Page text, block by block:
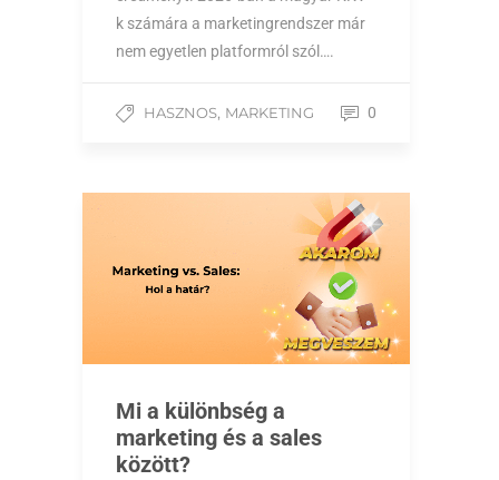
k számára a marketingrendszer már
nem egyetlen platformról szól….
HASZNOS, MARKETING 0
Mi a különbség a
marketing és a sales
között?